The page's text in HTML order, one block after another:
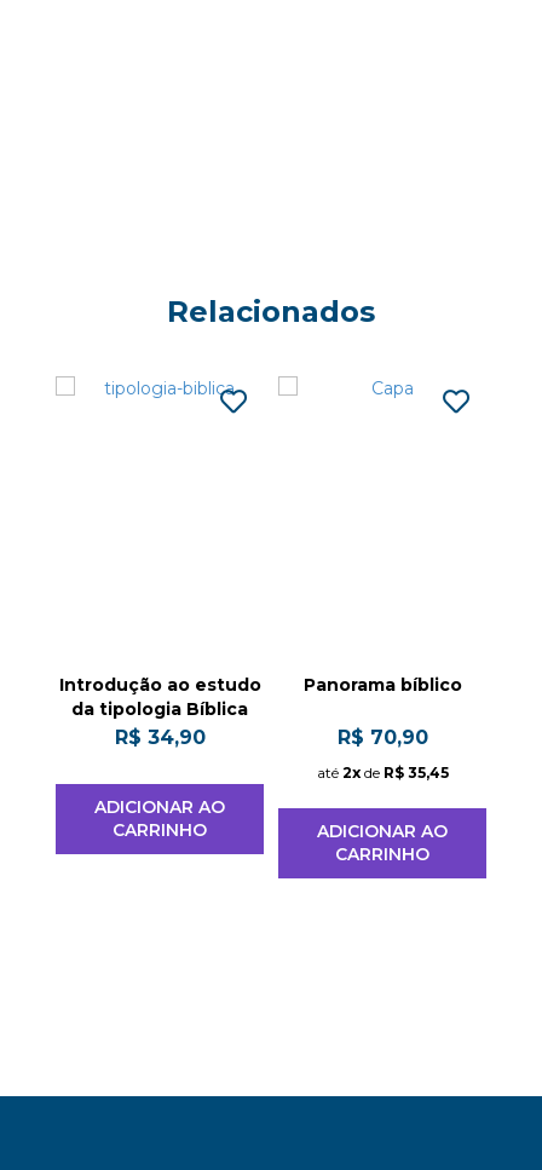
Relacionados
Introdução ao estudo
da tipologia Bíblica
R$ 34,90
ADICIONAR AO
CARRINHO
Panorama bíblico
R$ 70,90
até 2xde R$ 35,45
ADICIONAR AO
CARRINHO